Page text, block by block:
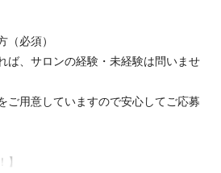
必須）
ば、サロンの経験・未経験は問いませ
ご用意していますので安心してご応募
】